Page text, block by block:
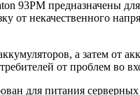
предназначены для
от некачественного
а затем от
от проблем во
для питания